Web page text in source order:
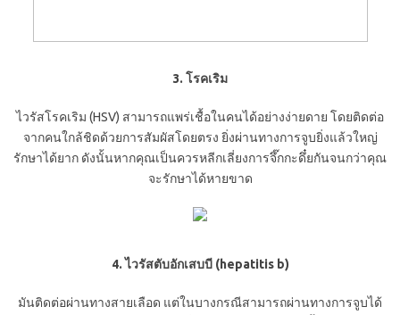
3. โรคเริม
ไวรัสโรคเริม (HSV) สามารถแพร่เชื้อในคนได้อย่างง่ายดาย โดยติดต่อ
จากคนใกล้ชิดด้วยการสัมผัสโดยตรง ยิ่งผ่านทางการจูบยิ่งแล้วใหญ่
รักษาได้ยาก ดังนั้นหากคุณเป็นควรหลีกเลี่ยงการจึ๊กกะดึ๋ยกันจนกว่าคุณ
จะรักษาได้หายขาด
4. ไวรัสตับอักเสบบี (hepatitis b)
มันติดต่อผ่านทางสายเลือด แต่ในบางกรณีสามารถผ่านทางการจูบได้